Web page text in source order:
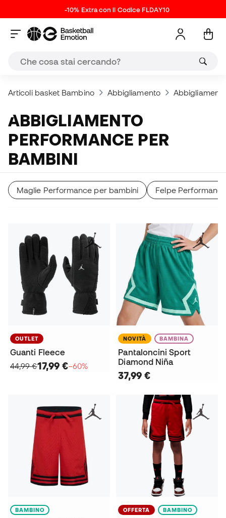
-10% Extra con il Codice FLDAY10
Articoli basket Bambino Abbigliamento
ABBIGLIAMENTO
PERFORMANCE PER
BAMBINI
Maglie Performance per bambini Felpe
OUTLET
Guanti Fleece
44,99 €17,99 €−60%
NOVITÀ BAMBINA
Pantaloncini Sport
Diamond Niña
37,99 €
BAMBINO OFFERTA BAMBINO